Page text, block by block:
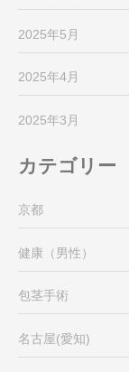
2025年5月
2025年4月
2025年3月
カテゴリー
京都
健康（男性）
包茎手術
名古屋(愛知)